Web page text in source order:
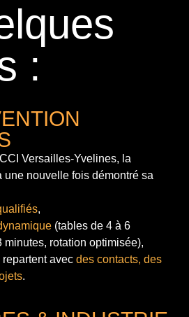
:
Versailles-Yvelines, la
une nouvelle fois démontré sa
,
(tables de 4 à 6
minutes, rotation optimisée),
avec des contacts, des
.